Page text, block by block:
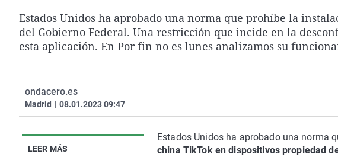
Estados Unidos ha aprobado una norma que prohíbe la
del Gobierno Federal. Una restricción que incide en la
esta aplicación. En Por fin no es lunes analizamos su
ondacero.es
Madrid | 08.01.2023 09:47
LEER MÁS
Estados Unidos ha aprobado una norma
china TikTok en dispositivos propiedad